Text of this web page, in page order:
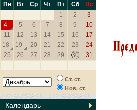
Пн Вт Ср Чт Пт Сб
Вс
1
2
3
4
5 6 7 8 9
10
11
12 13 14 15 16
17
18
19 20 21 22 23
24
25
26 27 28 29 30 31
Ст. ст.
Нов. ст.
Календарь